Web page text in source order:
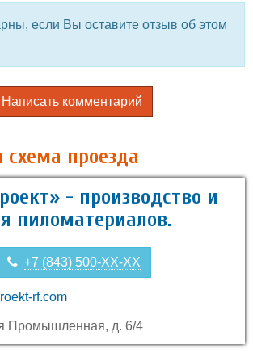
если Вы оставите отзыв об этом
Написать комментарий
проезда
- производство и
пиломатериалов.
+7 (843) 500-XX-XX
rf.com
Промышленная, д. 6/4